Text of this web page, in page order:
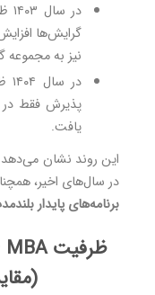
در سال ۱۴۰۳ ظرفیت به
گرایش‌ها
نیز به
در سال ۱۴۰۴ ظرفیت کل به
پذیرش فقط
یافت.
این روند نشان
در سال‌های اخیر،
برنامه‌های پایدار
(مقایسه